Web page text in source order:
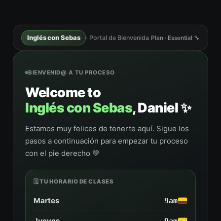
Inglés con Sebas · Portal de Bienvenida Plan · Essential 🔧
BIENVENID@ A TU PROCESO
Welcome to
Inglés con Sebas, Daniel ✨
Estamos muy felices de tenerte aquí. Sigue los
pasos a continuación para empezar tu proceso
con el pie derecho 💚
🗓️ TU HORARIO DE CLASES
Martes 9am